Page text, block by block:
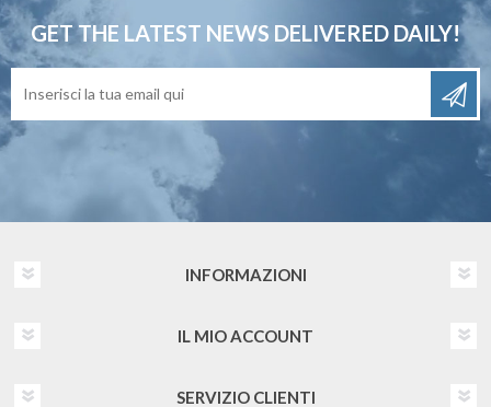
GET THE LATEST NEWS DELIVERED DAILY!
INFORMAZIONI
IL MIO ACCOUNT
SERVIZIO CLIENTI